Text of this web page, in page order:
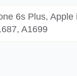
6s Plus, Apple
A1699